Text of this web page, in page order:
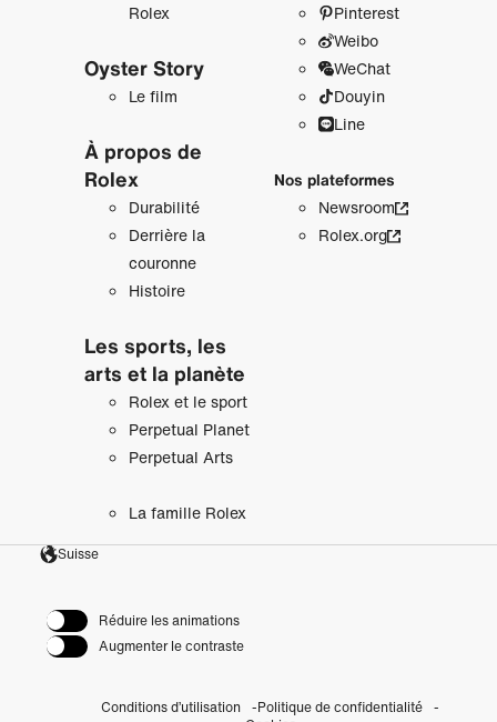
Rolex
Oyster Story
Le film
À propos de
Rolex
Durabilité
Derrière la
couronne
Histoire
Les sports, les
arts et la planète
Rolex et le sport
Perpetual Planet
Perpetual Arts
La famille Rolex
Pinterest
Weibo
WeChat
Douyin
Line
Nos plateformes
Newsroom
Rolex.org
Suisse
Réduire les animations
Augmenter le contraste
Conditions d’utilisation
Politique de confidentialité